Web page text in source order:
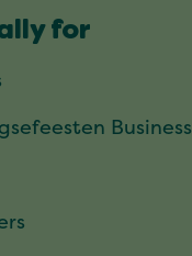
for
Business